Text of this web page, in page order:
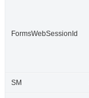
FormsWebSessionId
SM